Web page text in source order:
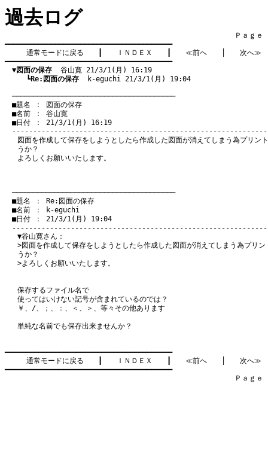
過去ログ
Ｐａｇｅ
━━━━━━━━━━━━━━━━━━━━━━━━━━━━━━━━━━━━━━━━
通常モードに戻る
ＩＮＤＥＸ ≪前へ
次へ≫
━━━━━━━━━━━━━━━━━━━━━━━━━━━━━━━━━━━━━━━━
▼図面の保存
  谷山寛 21/3/1(月) 16:19
┗Re:図面の保存
  k-eguchi 21/3/1(月) 19:04
───────────────────────────────────────
■題名 ： 図面の保存
■名前 ： 谷山寛
■日付 ： 21/3/1(月) 16:19
図面を作成して保存をしようとしたら作成した図面が消えてしまう為プリン
うか？
よろしくお願いいたします。
───────────────────────────────────────
■題名 ： Re:図面の保存
■名前 ： k-eguchi
■日付 ： 21/3/1(月) 19:04
▼谷山寛さん：
>図面を作成して保存をしようとしたら作成した図面が消えてしまう為プリ
うか？
>よろしくお願いいたします。
保存するファイル名で
使ってはいけない記号が含まれているのでは？
￥、/、；、：、＜、＞、等々その他あります
単純な名前でも保存出来ませんか？
━━━━━━━━━━━━━━━━━━━━━━━━━━━━━━━━━━━━━━━━
通常モードに戻る
ＩＮＤＥＸ ≪前へ
次へ≫
━━━━━━━━━━━━━━━━━━━━━━━━━━━━━━━━━━━━━━━━
Ｐａｇｅ